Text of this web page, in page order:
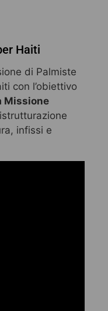
Haiti
di Palmiste
con l’obiettivo
Missione
infissi e